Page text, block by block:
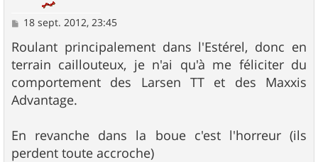
M
s
s
a
g
e
18 sept. 2012, 23:45
Roulant principalement dans l'Estérel, donc en
terrain caillouteux, je n'ai qu'à me féliciter du
comportement des Larsen TT et des Maxxis
Advantage.
En revanche dans la boue c'est l'horreur (ils
perdent toute accroche)